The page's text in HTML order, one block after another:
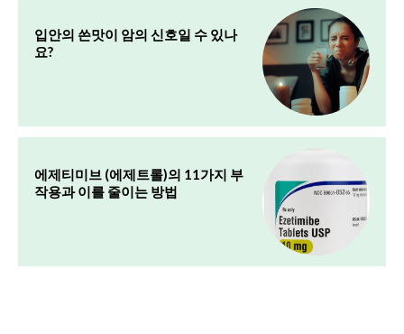
입안의 쓴맛이 암의 신호일 수 있나
요?
에제티미브 (에제트롤)의 11가지 부
작용과 이를 줄이는 방법